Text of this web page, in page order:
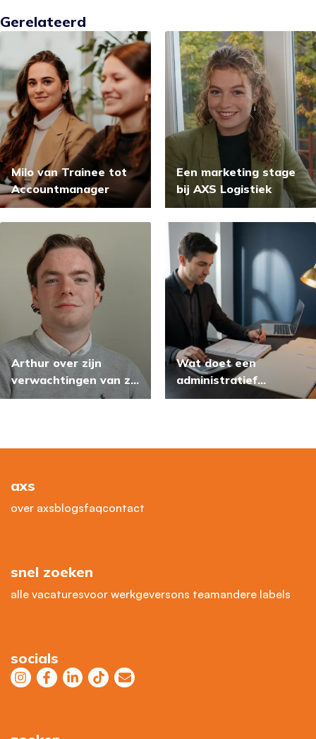
Gerelateerd
Milo van Trainee tot
Accountmanager
Een marketing stage
bij AXS Logistiek
Arthur over zijn
verwachtingen van zijn
stage bij AXS Logistiek
Wat doet een
administratief
medewerker financiën?
axs
over axsblogsfaqcontact
snel zoeken
alle vacaturesvoor werkgeversons teamandere labels
socials